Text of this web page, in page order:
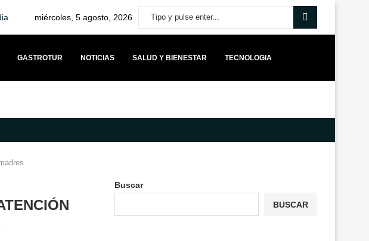
miércoles, 5 agosto, 2026
GASTROTUR NOTICIAS SALUD Y BIENESTAR TECNOLOGIA
Buscar
BUSCAR